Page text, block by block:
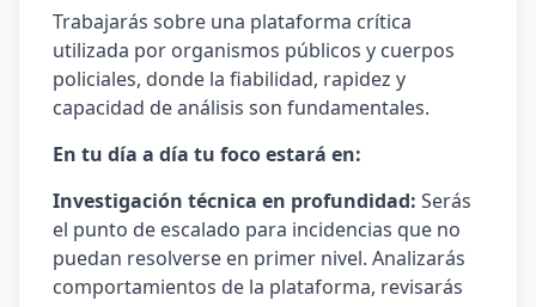
Trabajarás sobre una plataforma crítica
utilizada por organismos públicos y cuerpos
policiales, donde la fiabilidad, rapidez y
capacidad de análisis son fundamentales.
En tu día a día tu foco estará en:
Investigación técnica en profundidad: Serás
el punto de escalado para incidencias que no
puedan resolverse en primer nivel. Analizarás
comportamientos de la plataforma, revisarás